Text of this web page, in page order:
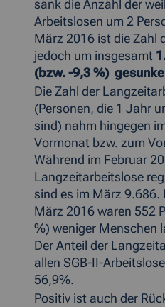
sank die Anzahl der
Arbeitslosen um 2
März 2016 ist die Zahl
jedoch um insgesamt
(bzw. -9,3 %)
Die Zahl der
(Personen, die 1 Jahr
sind) nahm hingegen
Vormonat bzw. zum
Während im Februar
Langzeitarbeitslose
sind es im März 9.686.
März 2016 waren 552
%) weniger Menschen
Der Anteil der
allen SGB-II-
56,9%.
Positiv ist auch der